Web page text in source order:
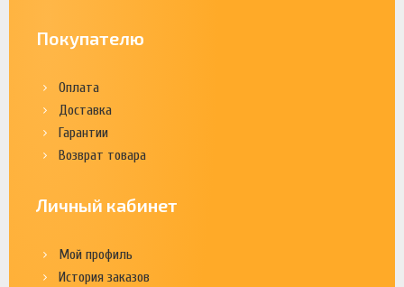
Покупателю
Оплата
Доставка
Гарантии
Возврат товара
Личный кабинет
Мой профиль
История заказов